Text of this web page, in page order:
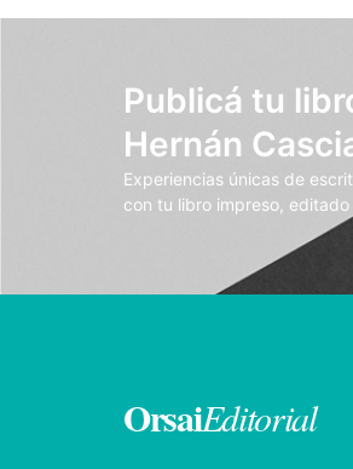
Publicá tu
Hernán
Experiencias únicas de
con tu libro impreso,
OrsaiEditorial